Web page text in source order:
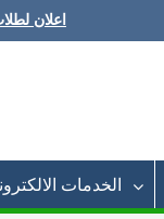
اعلان
الخدمات